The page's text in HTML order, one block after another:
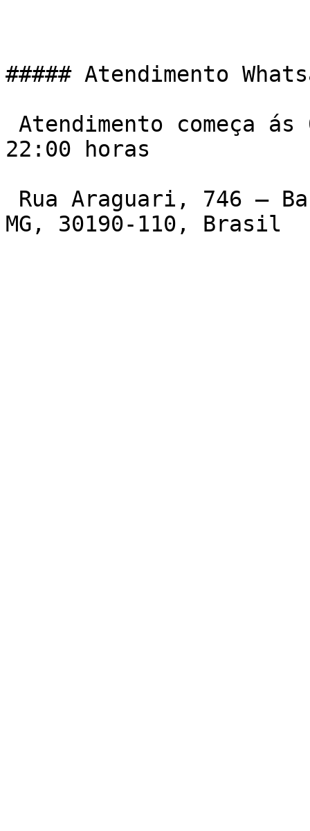
##### Atendimento
22:00 horas
MG, 30190-110, Brasil